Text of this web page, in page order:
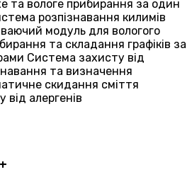
та вологе прибирання за один
розпізнавання килимів
модуль для вологого
та складання графіків за
Система захисту від
та визначення
скидання сміття
алергенів